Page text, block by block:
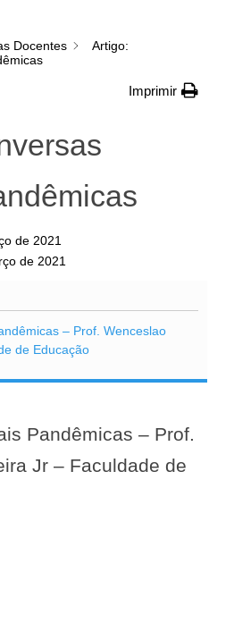
Docentes
Artigo:
Imprimir
de 2021
de 2021
– Prof. Wenceslao
de Educação
Pandêmicas – Prof.
Jr – Faculdade de